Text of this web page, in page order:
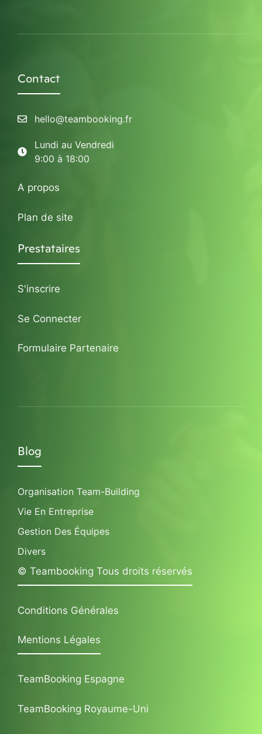
Contact
hello@teambooking.fr
Lundi au Vendredi
9:00 à 18:00
A propos
Plan de site
Prestataires
S'inscrire
Se Connecter
Formulaire Partenaire
Blog
Organisation Team-Building
Vie En Entreprise
Gestion Des Équipes
Divers
© Teambooking Tous droits réservés
Conditions Générales
Mentions Légales
TeamBooking Espagne
TeamBooking Royaume-Uni